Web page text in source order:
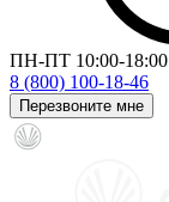
ПН-ПТ 10:00-18:00
8 (800) 100-18-46
Перезвоните мне